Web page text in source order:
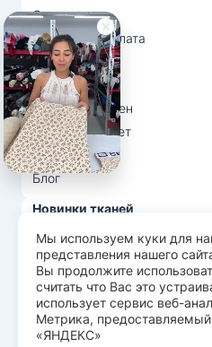
Отзывы
Доставка и оплата
О нас
Вопрос-ответ
Возврат и обмен
Личный кабинет
Ткани оптом
Блог
Новинки тканей
Распродажа тканей
Лидеры продаж
© Арт Текс — продажа тканей
Пользовательское соглашение
Мы используем куки для
представления нашего
Вы продолжите
считать что Вас это
использует сервис веб-
Метрика,
«ЯНДЕКС»